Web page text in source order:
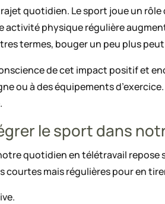
quotidien. Le sport joue un
activité physique régulière
termes, bouger un peu plus
de cet impact positif et
ou à des équipements
le sport dans
quotidien en télétravail repose
mais régulières pour en